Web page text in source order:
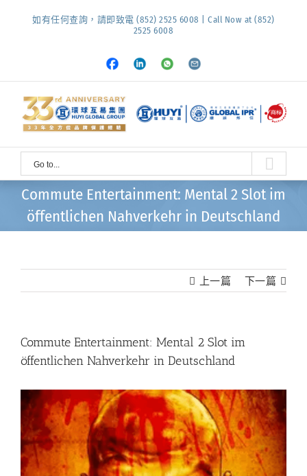
如有任何查詢，請即致電 (852) 2525 6008 | Call Now at (852)
2525 6008
Facebook
LinkedInWhatsapp
Email
Go to...
Commute Entertainment: Mental 2 Slot im
öffentlichen Nahverkehr in Deutschland
上一篇 下一篇
Commute Entertainment: Mental 2 Slot im
öffentlichen Nahverkehr in Deutschland